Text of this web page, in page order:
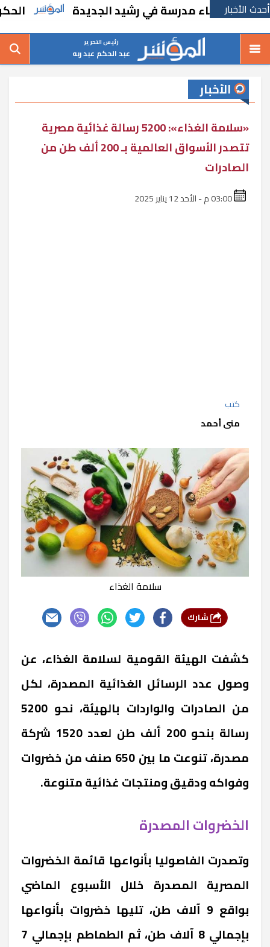
أحدث الأخباربإنشاء مدرسة في رشيد الجديدة الحكومة
رئيس التحرير
عبد الحكم عبد ربه
الأخبار
«سلامة الغذاء»: 5200 رسالة غذائية مصرية
تتصدر الأسواق العالمية بـ 200 ألف طن من
الصادرات
كتب
منى أحمد
سلامة الغذاء
كشفت الهيئة القومية لسلامة الغذاء، عن
وصول عدد الرسائل الغذائية المصدرة، لكل
من الصادرات والواردات بالهيئة، نحو 5200
رسالة بنحو 200 ألف طن لعدد 1520 شركة
مصدرة، تنوعت ما بين 650 صنف من خضروات
وفواكه ودقيق ومنتجات غذائية متنوعة.
الخضروات المصدرة
وتصدرت الفاصوليا بأنواعها قائمة الخضروات
المصرية المصدرة خلال الأسبوع الماضي
بواقع 9 آلاف طن، تليها خضروات بأنواعها
بإجمالي 8 آلاف طن، ثم الطماطم بإجمالي 7